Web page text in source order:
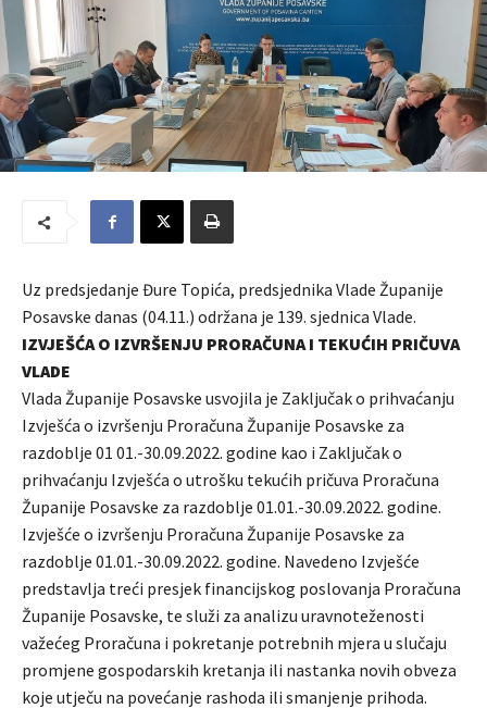
Uz predsjedanje Đure Topića, predsjednika Vlade Županije
Posavske danas (04.11.) održana je 139. sjednica Vlade.
IZVJEŠĆA O IZVRŠENJU PRORAČUNA I TEKUĆIH PRIČUVA
VLADE
Vlada Županije Posavske usvojila je Zaključak o prihvaćanju
Izvješća o izvršenju Proračuna Županije Posavske za
razdoblje 01 01.-30.09.2022. godine kao i Zaključak o
prihvaćanju Izvješća o utrošku tekućih pričuva Proračuna
Županije Posavske za razdoblje 01.01.-30.09.2022. godine.
Izvješće o izvršenju Proračuna Županije Posavske za
razdoblje 01.01.-30.09.2022. godine. Navedeno Izvješće
predstavlja treći presjek financijskog poslovanja Proračuna
Županije Posavske, te služi za analizu uravnoteženosti
važećeg Proračuna i pokretanje potrebnih mjera u slučaju
promjene gospodarskih kretanja ili nastanka novih obveza
koje utječu na povećanje rashoda ili smanjenje prihoda.